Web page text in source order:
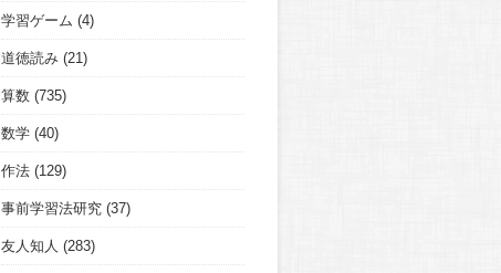
学習ゲーム (4)
道徳読み (21)
算数 (735)
数学 (40)
作法 (129)
事前学習法研究 (37)
友人知人 (283)